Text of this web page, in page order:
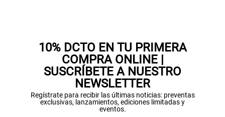
10% DCTO EN TU PRIMERA
COMPRA ONLINE |
SUSCRÍBETE A NUESTRO
NEWSLETTER
Regístrate para recibir las últimas noticias: preventas
exclusivas, lanzamientos, ediciones limitadas y
eventos.